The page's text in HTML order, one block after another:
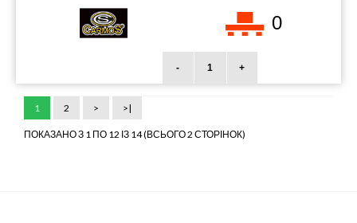
0
- +
1 2 > >|
ПОКАЗАНО З 1 ПО 12 ІЗ 14 (ВСЬОГО 2 СТОРІНОК)